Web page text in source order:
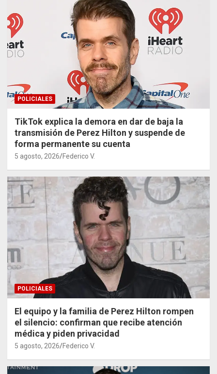
POLICIALES
TikTok explica la demora en dar de baja la
transmisión de Perez Hilton y suspende de
forma permanente su cuenta
5 agosto, 2026 Federico V.
POLICIALES
El equipo y la familia de Perez Hilton rompen
el silencio: confirman que recibe atención
médica y piden privacidad
5 agosto, 2026 Federico V.